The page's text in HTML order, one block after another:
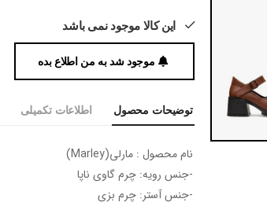
این کالا موجود نمی باشد
موجود شد به من اطلاع بده
توضیحات محصول اطلاعات تکمیلی
نام محصول : مارلی(Marley)
-جنس رویه: چرم گاوی ناپا
-جنس آستر: چرم بزی